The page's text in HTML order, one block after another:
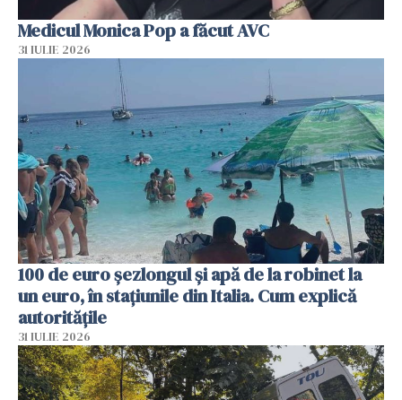
Medicul Monica Pop a făcut AVC
31 IULIE 2026
100 de euro șezlongul și apă de la robinet la
un euro, în stațiunile din Italia. Cum explică
autoritățile
31 IULIE 2026